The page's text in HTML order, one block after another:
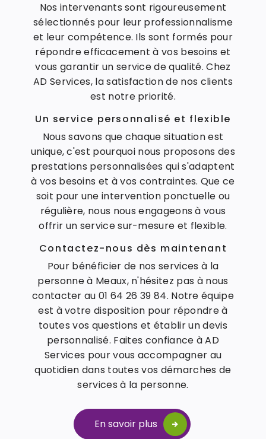
Nos intervenants sont rigoureusement
sélectionnés pour leur professionnalisme
et leur compétence. Ils sont formés pour
répondre efficacement à vos besoins et
vous garantir un service de qualité. Chez
AD Services, la satisfaction de nos clients
est notre priorité.
Un service personnalisé et flexible
Nous savons que chaque situation est
unique, c'est pourquoi nous proposons des
prestations personnalisées qui s'adaptent
à vos besoins et à vos contraintes. Que ce
soit pour une intervention ponctuelle ou
régulière, nous nous engageons à vous
offrir un service sur-mesure et flexible.
Contactez-nous dès maintenant
Pour bénéficier de nos services à la
personne à Meaux, n'hésitez pas à nous
contacter au 01 64 26 39 84. Notre équipe
est à votre disposition pour répondre à
toutes vos questions et établir un devis
personnalisé. Faites confiance à AD
Services pour vous accompagner au
quotidien dans toutes vos démarches de
services à la personne.
En savoir plus